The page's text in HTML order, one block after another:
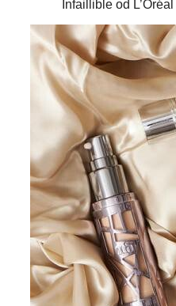
Infaillible od